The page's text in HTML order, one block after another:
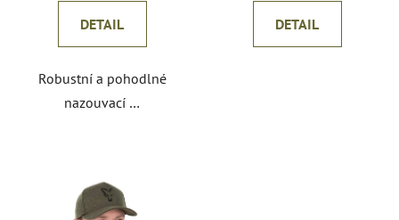
DETAIL
Robustní a pohodlné
nazouvací …
DETAIL